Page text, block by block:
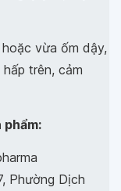
vừa ốm dậy,
trên, cảm
Phường Dịch